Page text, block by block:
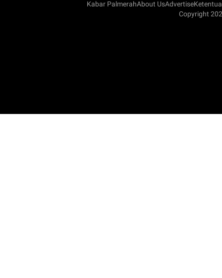
Kabar PalmerahAbout UsAdvertise
Copyright